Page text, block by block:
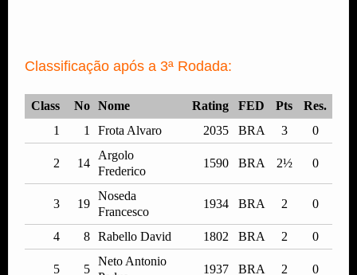
Classificação após a 3ª Rodada:
Class No Nome Rating FED Pts
Res.
1
1 Frota Alvaro 2035 BRA 3 0
2 14
Argolo
Frederico
1590 BRA 2½ 0
3 19
Noseda
Francesco
1934 BRA 2 0
4 8 Rabello David 1802 BRA 2 0
5 5
Neto Antonio
1937 BRA 2 0